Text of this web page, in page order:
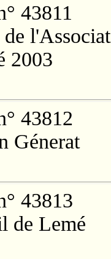
43811
2003
43812
Génerat
43813
de Lemé